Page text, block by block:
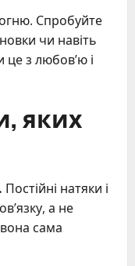
Спробуйте
чи навіть
це з любов’ю і
яких
Постійні натяки і
а не
сама